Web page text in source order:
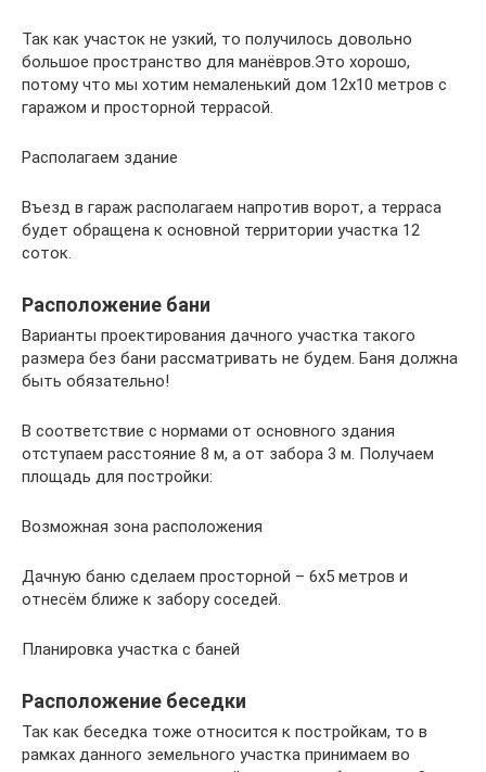
Так как участок не узкий, то получилось довольно
большое пространство для манёвров.Это хорошо,
потому что мы хотим немаленький дом 12х10 метров с
гаражом и просторной террасой.
Располагаем здание
Въезд в гараж располагаем напротив ворот, а терраса
будет обращена к основной территории участка 12
соток.
Расположение бани
Варианты проектирования дачного участка такого
размера без бани рассматривать не будем. Баня должна
быть обязательно!
В соответствие с нормами от основного здания
отступаем расстояние 8 м, а от забора 3 м. Получаем
площадь для постройки:
Возможная зона расположения
Дачную баню сделаем просторной – 6х5 метров и
отнесём ближе к забору соседей.
Планировка участка с баней
Расположение беседки
Так как беседка тоже относится к постройкам, то в
рамках данного земельного участка принимаем во